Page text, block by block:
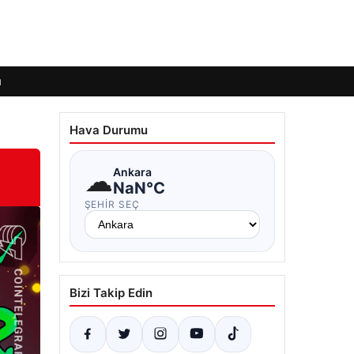
Hava Durumu
☁Ankara
NaN°C
ŞEHIR SEÇ
Bizi Takip Edin